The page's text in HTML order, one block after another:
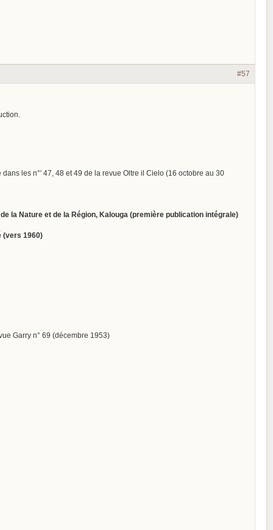
#57
les n°' 47, 48 et 49 de la revue Oltre il Cielo (16 octobre au 30
la Nature et de la Région, Kalouga (pre­mière publication intégrale)
(vers 1960)
Garry n° 69 (décembre 1953)